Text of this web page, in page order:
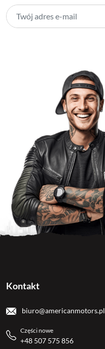
Kontakt
biuro@americanmotors.pl
Części nowe
+48 507 575 856